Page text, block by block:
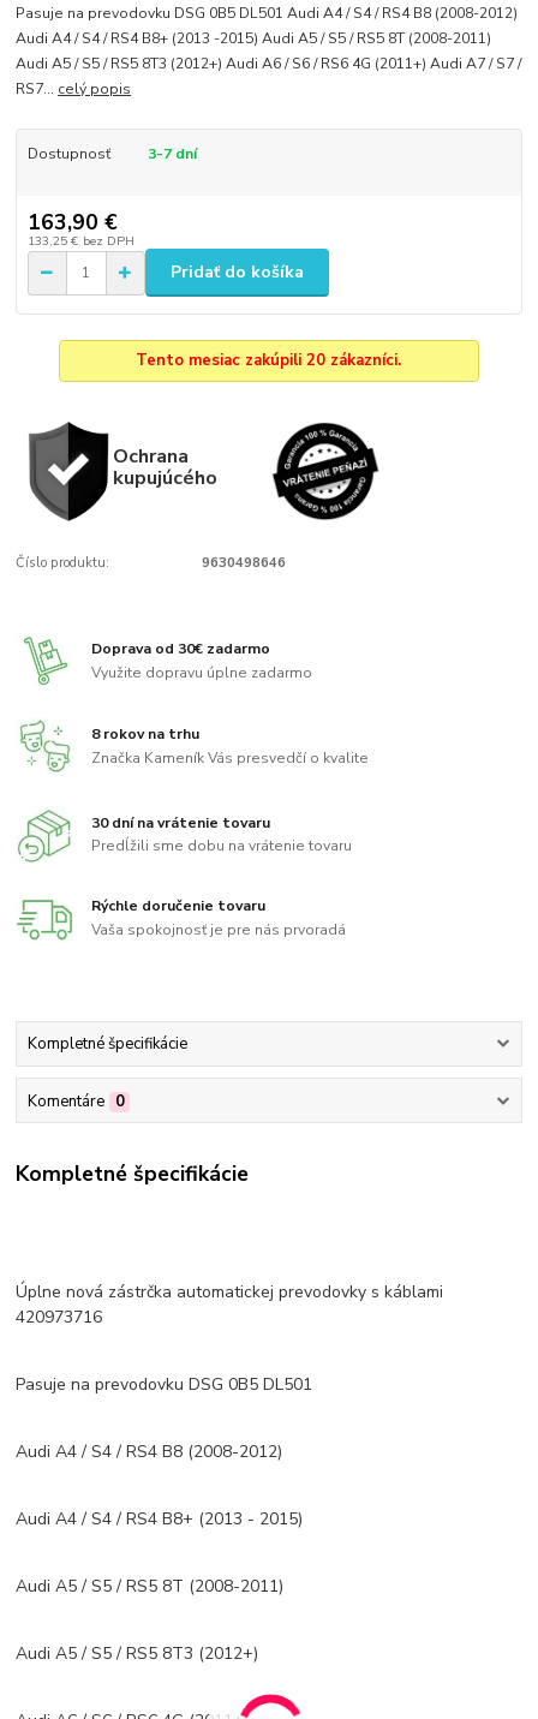
Pasuje na prevodovku DSG 0B5 DL501 Audi A4 / S4 / RS4 B8 (2008-2012)
Audi A4 / S4 / RS4 B8+ (2013 -2015) Audi A5 / S5 / RS5 8T (2008-2011)
Audi A5 / S5 / RS5 8T3 (2012+) Audi A6 / S6 / RS6 4G (2011+) Audi A7 / S7 /
RS7... celý popis
Dostupnosť 3-7 dní
163,90 €
133,25 € bez DPH
Pridať do košíka
Tento mesiac zakúpili 20 zákazníci.
Ochrana
kupujúcého
Číslo produktu: 9630498646
Doprava od 30€ zadarmo
Využite dopravu úplne zadarmo
8 rokov na trhu
Značka Kameník Vás presvedčí o kvalite
30 dní na vrátenie tovaru
Predĺžili sme dobu na vrátenie tovaru
Rýchle doručenie tovaru
Vaša spokojnosť je pre nás prvoradá
Kompletné špecifikácie
Komentáre 0
Kompletné špecifikácie
Úplne nová zástrčka automatickej prevodovky s káblami
420973716
Pasuje na prevodovku DSG 0B5 DL501
Audi A4 / S4 / RS4 B8 (2008-2012)
Audi A4 / S4 / RS4 B8+ (2013 - 2015)
Audi A5 / S5 / RS5 8T (2008-2011)
Audi A5 / S5 / RS5 8T3 (2012+)